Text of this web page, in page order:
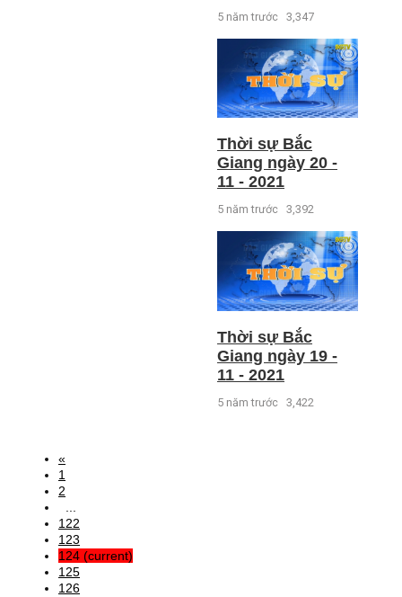
5 năm trước 3,347
Thời sự Bắc
Giang ngày 20 -
11 - 2021
5 năm trước 3,392
Thời sự Bắc
Giang ngày 19 -
11 - 2021
5 năm trước 3,422
«
1
2
122
123
124 (current)
125
126